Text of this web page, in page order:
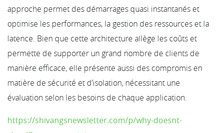
approche permet des démarrages quasi instantanés et
optimise les performances, la gestion des ressources et la
latence. Bien que cette architecture allège les coûts et
permette de supporter un grand nombre de clients de
manière efficace, elle présente aussi des compromis en
matière de sécurité et d’isolation, nécessitant une
évaluation selon les besoins de chaque application.
https://shivangsnewsletter.com/p/why-doesnt-